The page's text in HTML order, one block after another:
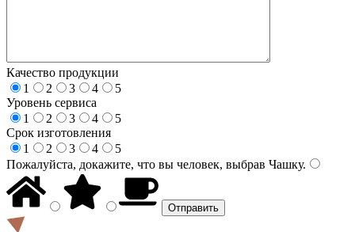
Качество продукции
1
2 3 4
5
Уровень сервиса
1
2 3 4
5
Срок изготовления
1
2 3 4
5
Пожалуйста, докажите, что вы человек, выбрав Чашку.